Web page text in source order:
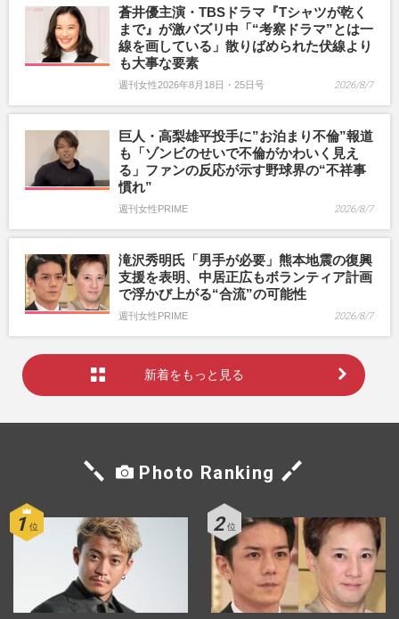
蒼井優主演・TBSドラマ『Tシャツが乾く
まで』が激バズリ中「“考察ドラマ”とは一
線を画している」散りばめられた伏線より
も大事な要素
週刊女性2026年8月18日・25日号 2026/8/7
巨人・高梨雄平投手に”お泊まり不倫”報道
も「ゾンビのせいで不倫がかわいく見え
る」ファンの反応が示す野球界の“不祥事
慣れ”
週刊女性PRIME 2026/8/7
滝沢秀明氏「男手が必要」熊本地震の復興
支援を表明、中居正広もボランティア計画
で浮かび上がる“合流”の可能性
週刊女性PRIME 2026/8/7
新着をもっと見る
Photo Ranking